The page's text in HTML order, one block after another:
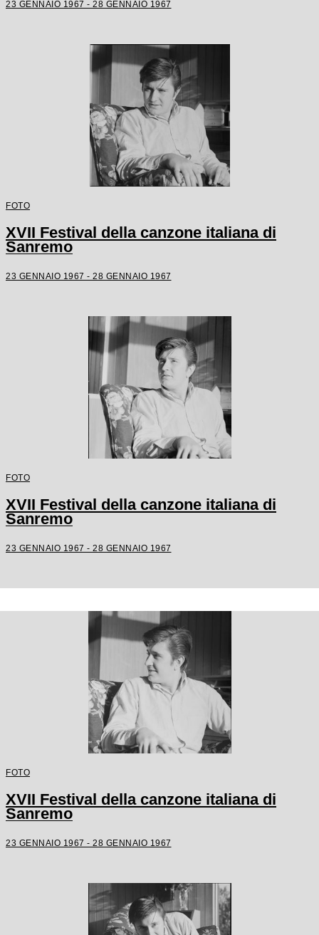
23 GENNAIO 1967 - 28 GENNAIO 1967
FOTO
XVII Festival della canzone italiana di
Sanremo
23 GENNAIO 1967 - 28 GENNAIO 1967
FOTO
XVII Festival della canzone italiana di
Sanremo
23 GENNAIO 1967 - 28 GENNAIO 1967
FOTO
XVII Festival della canzone italiana di
Sanremo
23 GENNAIO 1967 - 28 GENNAIO 1967